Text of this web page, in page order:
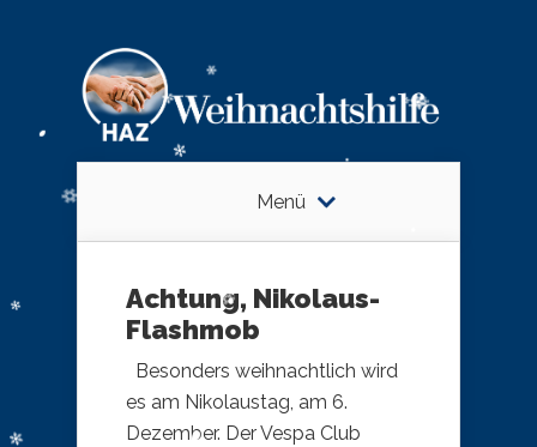
Menü
Achtung, Nikolaus-
Flashmob
Besonders weihnachtlich wird
es am Nikolaustag, am 6.
Dezember. Der Vespa Club